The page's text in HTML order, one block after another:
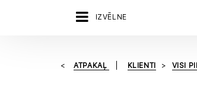
IZVĒLNE
ATPAKAĻ KLIENTI VISI